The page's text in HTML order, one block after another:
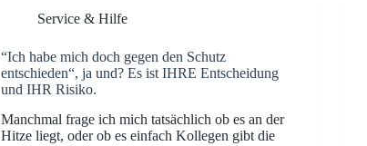
Service & Hilfe
“Ich habe mich doch gegen den Schutz
entschieden“, ja und? Es ist IHRE Entscheidung
und IHR Risiko.
Manchmal frage ich mich tatsächlich ob es an der
Hitze liegt, oder ob es einfach Kollegen gibt die